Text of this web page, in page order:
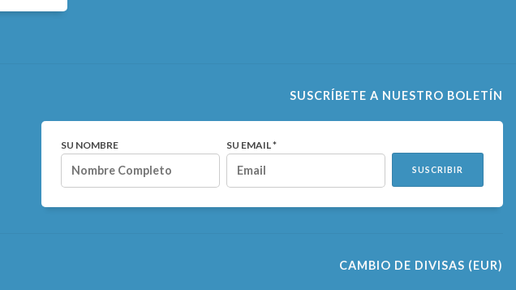
SUSCRÍBETE A NUESTRO BOLETÍN
SU NOMBRE SU EMAIL *
SUSCRIBIR
CAMBIO DE DIVISAS (EUR)